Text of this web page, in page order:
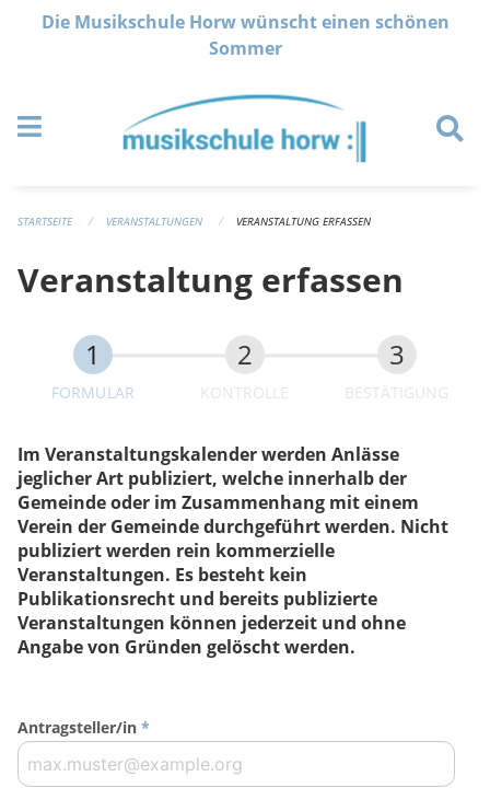
Navigation überspringen
Die Musikschule Horw wünscht einen schönen
Sommer
STARTSEITE VERANSTALTUNGEN VERANSTALTUNG ERFASSEN
Veranstaltung erfassen
FORMULAR KONTROLLE BESTÄTIGUNG
Im Veranstaltungskalender werden Anlässe
jeglicher Art publiziert, welche innerhalb der
Gemeinde oder im Zusammenhang mit einem
Verein der Gemeinde durchgeführt werden. Nicht
publiziert werden rein kommerzielle
Veranstaltungen. Es besteht kein
Publikationsrecht und bereits publizierte
Veranstaltungen können jederzeit und ohne
Angabe von Gründen gelöscht werden.
Antragsteller/in *